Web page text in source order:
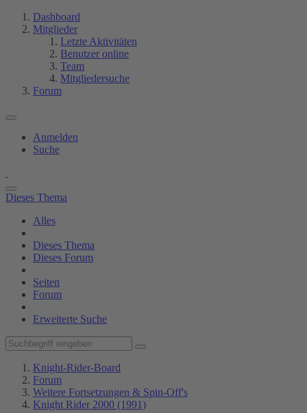
Dashboard
Mitglieder
Letzte Aktivitäten
Benutzer online
Team
Mitgliedersuche
Forum
Anmelden
Suche
Dieses Thema
Alles
Dieses Thema
Dieses Forum
Seiten
Forum
Erweiterte Suche
Knight-Rider-Board
Forum
Weitere Fortsetzungen & Spin-Off's
Knight Rider 2000 (1991)